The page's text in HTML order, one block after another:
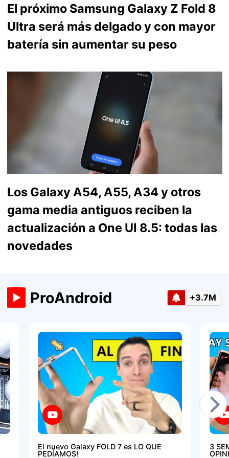
El próximo Samsung Galaxy Z Fold 8
Ultra será más delgado y con mayor
batería sin aumentar su peso
Los Galaxy A54, A55, A34 y otros
gama media antiguos reciben la
actualización a One UI 8.5: todas las
novedades
ProAndroid +3.7M
El nuevo Galaxy FOLD 7 es LO QUE
PEDÍAMOS!
3